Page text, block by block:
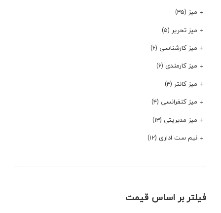
میز (۳۵)
میز تحریر (۵)
میز کارشناسی (۶)
میز کارمندی (۶)
میز کانتر (۳)
میز کنفرانسی (۴)
میز مدیریتی (۱۳)
نیم ست اداری (۱۲)
فیلتر بر اساس قیمت